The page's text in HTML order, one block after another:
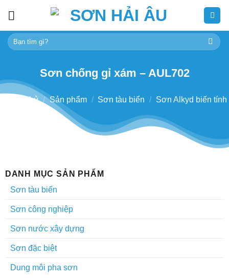
content
Tìm
kiếm:
Sơn chống gỉ xám – AUL702
Trang chủ / Sản phẩm / Sơn tàu biển / Sơn Alkyd biến tính
DANH MỤC SẢN PHẨM
Sơn tàu biển
Sơn công nghiệp
Sơn nước xây dựng
Sơn đặc biệt
Dung môi pha sơn